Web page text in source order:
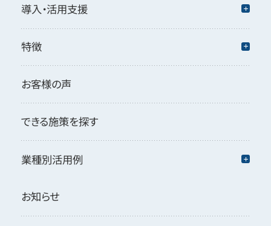
導入・活用支援
特徴
お客様の声
できる施策を探す
業種別活用例
お知らせ